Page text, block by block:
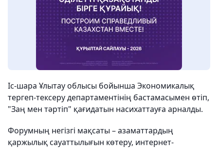
Іс-шара Ұлытау облысы бойынша Экономикалық
тергеп-тексеру департаментінің бастамасымен өтіп,
"Заң мен тәртіп" қағидатын насихаттауға арналды.
Форумның негізгі мақсаты – азаматтардың
қаржылық сауаттылығын көтеру, интернет-